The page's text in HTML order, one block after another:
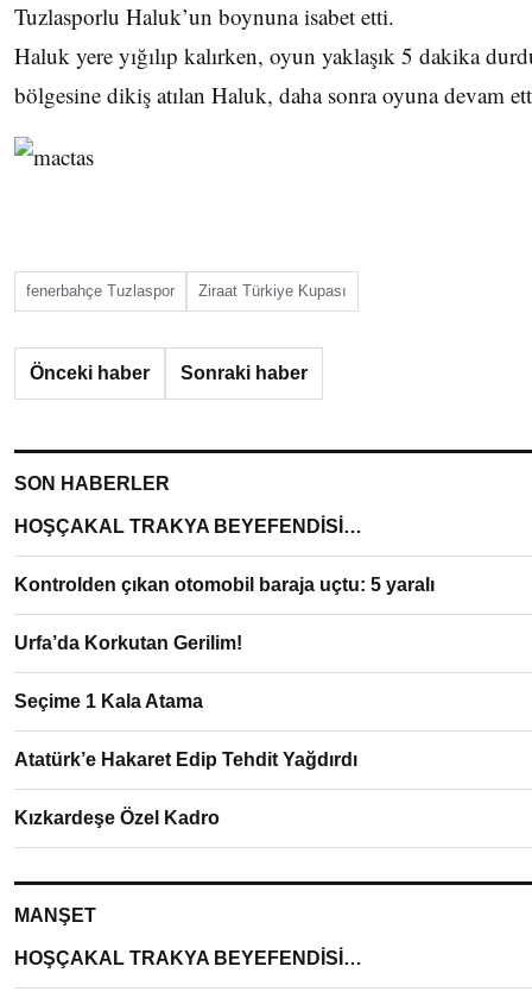
Tuzlasporlu Haluk’un boynuna isabet etti.
Haluk yere yığılıp kalırken, oyun yaklaşık 5 dakika
bölgesine dikiş atılan Haluk, daha sonra oyuna devam
fenerbahçe Tuzlaspor Ziraat Türkiye Kupası
Önceki haber Sonraki haber
SON HABERLER
HOŞÇAKAL TRAKYA BEYEFENDİSİ…
Kontrolden çıkan otomobil baraja uçtu: 5 yaralı
Urfa’da Korkutan Gerilim!
Seçime 1 Kala Atama
Atatürk’e Hakaret Edip Tehdit Yağdırdı
Kızkardeşe Özel Kadro
MANŞET
HOŞÇAKAL TRAKYA BEYEFENDİSİ…